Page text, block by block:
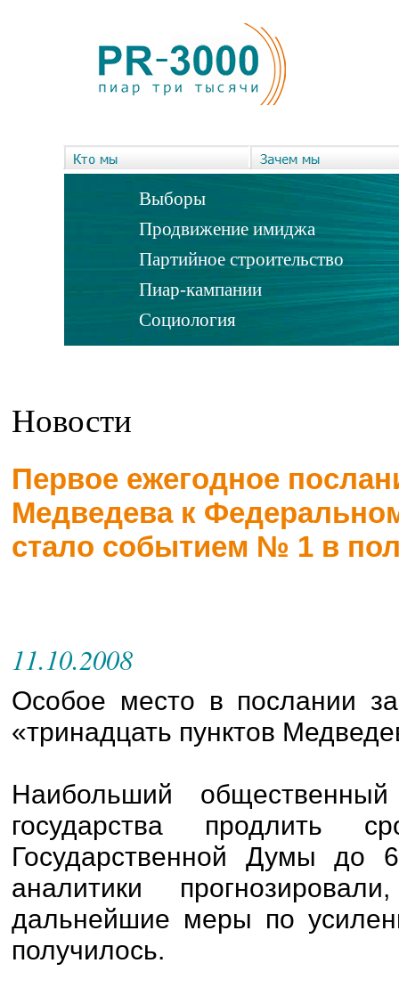
Выборы
Продвижение имиджа
Партийное строительство
Пиар-кампании
Социология
Новости
Первое ежегодное
Медведева к
стало событием № 1 в
11.10.2008
Особое место в послании
«тринадцать пунктов
Наибольший
государства продлить
Государственной Думы до
аналитики
дальнейшие меры по
получилось.